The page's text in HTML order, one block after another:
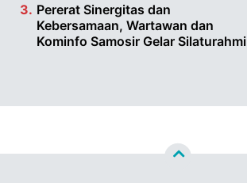
Pererat Sinergitas dan
Kebersamaan, Wartawan dan
Kominfo Samosir Gelar Silaturahmi